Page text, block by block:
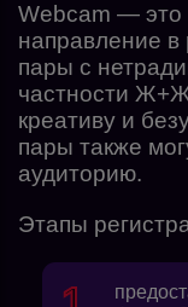
Webcam — это
направление в
пары с
частности
креативу и
пары также
аудиторию.
Этапы